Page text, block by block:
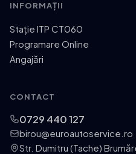
INFORMAȚII
Stație ITP CT060
Programare Online
Angajări
CONTACT
0729 440 127
birou@euroautoservice.ro
Str. Dumitru (Tache)